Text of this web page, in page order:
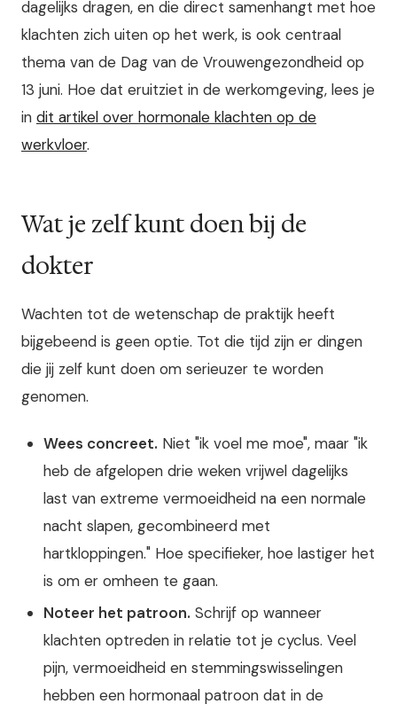
dagelijks dragen, en die direct samenhangt met hoe
klachten zich uiten op het werk, is ook centraal
thema van de Dag van de Vrouwengezondheid op
13 juni. Hoe dat eruitziet in de werkomgeving, lees je
in dit artikel over hormonale klachten op de
werkvloer.
Wat je zelf kunt doen bij de
dokter
Wachten tot de wetenschap de praktijk heeft
bijgebeend is geen optie. Tot die tijd zijn er dingen
die jij zelf kunt doen om serieuzer te worden
genomen.
Wees concreet. Niet "ik voel me moe", maar "ik
heb de afgelopen drie weken vrijwel dagelijks
last van extreme vermoeidheid na een normale
nacht slapen, gecombineerd met
hartkloppingen." Hoe specifieker, hoe lastiger het
is om er omheen te gaan.
Noteer het patroon. Schrijf op wanneer
klachten optreden in relatie tot je cyclus. Veel
pijn, vermoeidheid en stemmingswisselingen
hebben een hormonaal patroon dat in de